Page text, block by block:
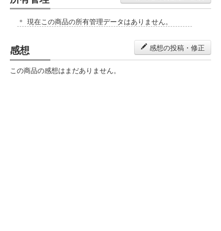
現在この商品の所有管理データはありません。
感想 感想の投稿・修正
この商品の感想はまだありません。